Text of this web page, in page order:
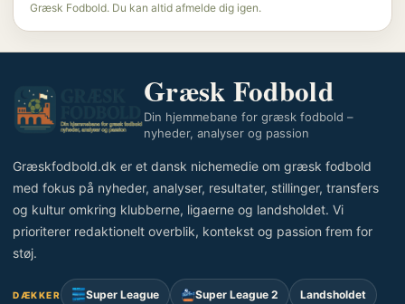
Græsk Fodbold. Du kan altid afmelde dig igen.
Græsk Fodbold
Din hjemmebane for græsk fodbold –
nyheder, analyser og passion
Græskfodbold.dk er et dansk nichemedie om græsk fodbold
med fokus på nyheder, analyser, resultater, stillinger, transfers
og kultur omkring klubberne, ligaerne og landsholdet. Vi
prioriterer redaktionelt overblik, kontekst og passion frem for
støj.
DÆKKER Super League Super League 2 Landsholdet